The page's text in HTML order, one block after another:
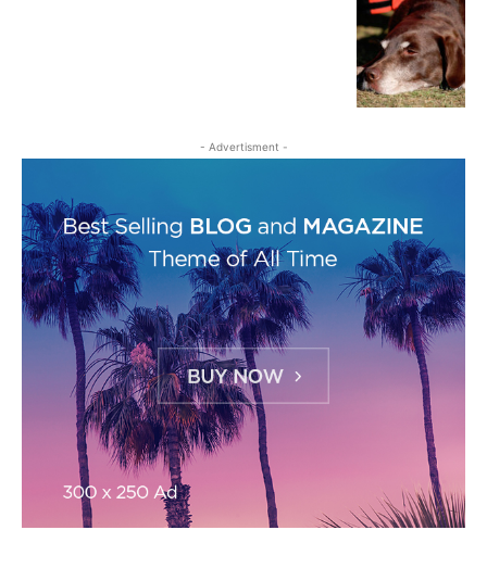
- Advertisment -